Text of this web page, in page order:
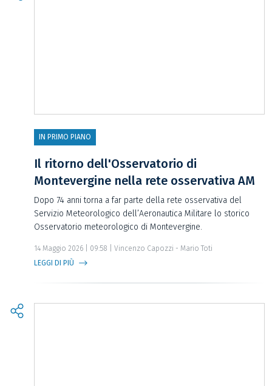
IN PRIMO PIANO
Il ritorno dell'Osservatorio di
Montevergine nella rete osservativa AM
Dopo 74 anni torna a far parte della rete osservativa del
Servizio Meteorologico dell’Aeronautica Militare lo storico
Osservatorio meteorologico di Montevergine.
14 Maggio 2026 | 09:58 | Vincenzo Capozzi - Mario Toti
LEGGI DI PIÙ